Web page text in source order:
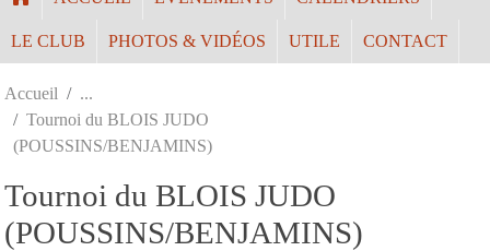
LE CLUB PHOTOS & VIDÉOS UTILE CONTACT
Accueil
Tournoi du BLOIS JUDO
(POUSSINS/BENJAMINS)
Tournoi du BLOIS JUDO
(POUSSINS/BENJAMINS)